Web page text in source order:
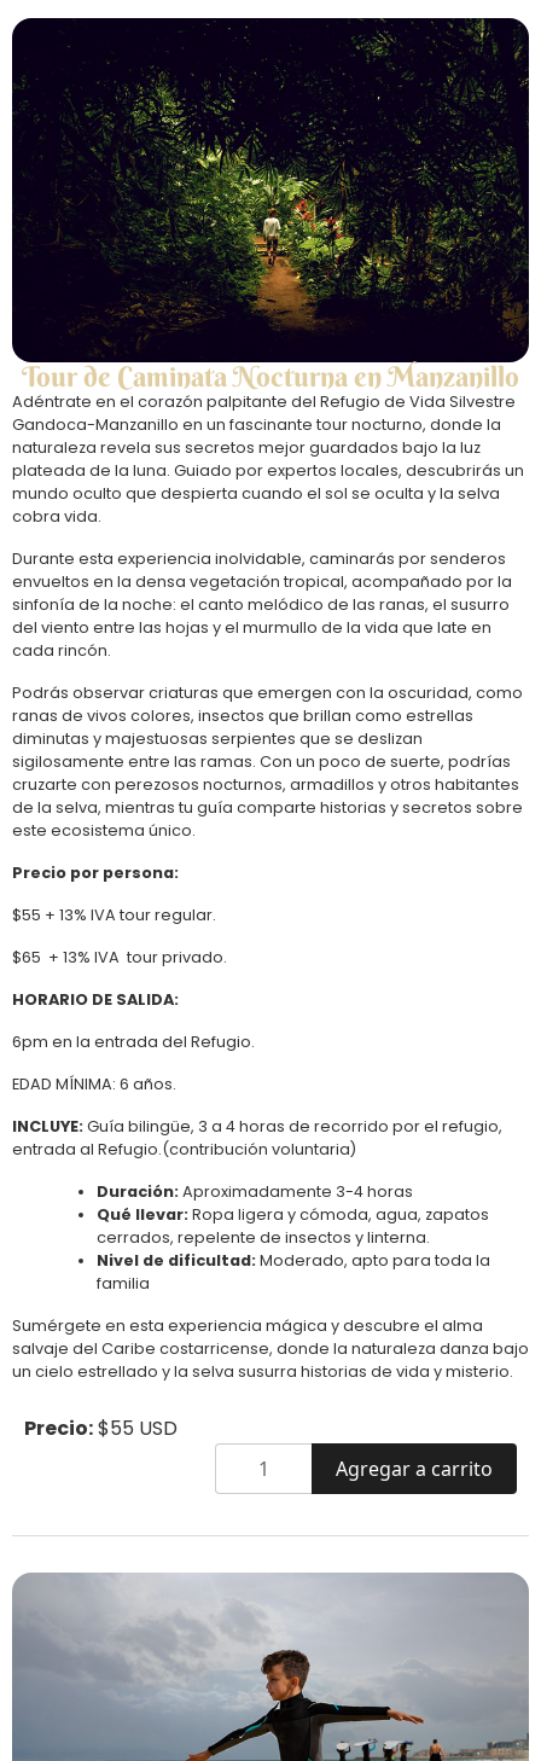
Tour de Caminata Nocturna en Manzanillo
Adéntrate en el corazón palpitante del Refugio de Vida Silvestre
Gandoca-Manzanillo en un fascinante tour nocturno, donde la
naturaleza revela sus secretos mejor guardados bajo la luz
plateada de la luna. Guiado por expertos locales, descubrirás un
mundo oculto que despierta cuando el sol se oculta y la selva
cobra vida.
Durante esta experiencia inolvidable, caminarás por senderos
envueltos en la densa vegetación tropical, acompañado por la
sinfonía de la noche: el canto melódico de las ranas, el susurro
del viento entre las hojas y el murmullo de la vida que late en
cada rincón.
Podrás observar criaturas que emergen con la oscuridad, como
ranas de vivos colores, insectos que brillan como estrellas
diminutas y majestuosas serpientes que se deslizan
sigilosamente entre las ramas. Con un poco de suerte, podrías
cruzarte con perezosos nocturnos, armadillos y otros habitantes
de la selva, mientras tu guía comparte historias y secretos sobre
este ecosistema único.
Precio por persona:
$55 + 13% IVA tour regular.
$65 + 13% IVA tour privado.
HORARIO DE SALIDA:
6pm en la entrada del Refugio.
EDAD MÍNIMA: 6 años.
INCLUYE: Guía bilingüe, 3 a 4 horas de recorrido por el refugio,
entrada al Refugio.(contribución voluntaria)
Duración: Aproximadamente 3-4 horas
Qué llevar: Ropa ligera y cómoda, agua, zapatos
cerrados, repelente de insectos y linterna.
Nivel de dificultad: Moderado, apto para toda la
familia
Sumérgete en esta experiencia mágica y descubre el alma
salvaje del Caribe costarricense, donde la naturaleza danza bajo
un cielo estrellado y la selva susurra historias de vida y misterio.
Precio:$55 USD
Agregar a carrito